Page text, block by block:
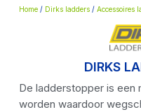
Home/ Dirks ladders/ Accessoires
DIRKS
De ladderstopper is een
worden waardoor